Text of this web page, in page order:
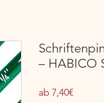
– HABICO
ab 7,40€Sale-